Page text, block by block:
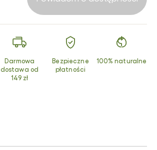
Darmowa
dostawa od
149 zł
Bezpieczne
płatności
100% naturalne